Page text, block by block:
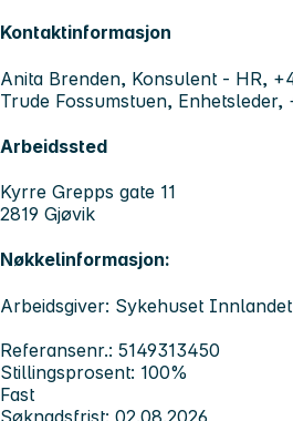
Kontaktinformasjon
Anita Brenden, Konsulent - HR,
Trude Fossumstuen,
Arbeidssted
Kyrre Grepps gate 11
2819 Gjøvik
Nøkkelinformasjon:
Arbeidsgiver: Sykehuset
Referansenr.: 5149313450
Stillingsprosent: 100%
Fast
Søknadsfrist: 02.08.2026